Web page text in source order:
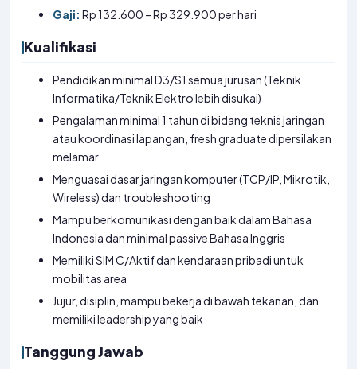
Gaji: Rp 132.600 – Rp 329.900 per hari
Kualifikasi
Pendidikan minimal D3/S1 semua jurusan (Teknik
Informatika/Teknik Elektro lebih disukai)
Pengalaman minimal 1 tahun di bidang teknis jaringan
atau koordinasi lapangan, fresh graduate dipersilakan
melamar
Menguasai dasar jaringan komputer (TCP/IP, Mikrotik,
Wireless) dan troubleshooting
Mampu berkomunikasi dengan baik dalam Bahasa
Indonesia dan minimal passive Bahasa Inggris
Memiliki SIM C/Aktif dan kendaraan pribadi untuk
mobilitas area
Jujur, disiplin, mampu bekerja di bawah tekanan, dan
memiliki leadership yang baik
Tanggung Jawab